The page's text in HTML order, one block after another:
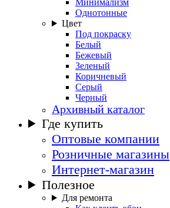
Минимализм
Однотонные
Цвет
Под покраску
Белый
Бежевый
Зеленый
Коричневый
Серый
Черный
Архивный каталог
Где купить
Оптовые компании
Розничные магазины
Интернет-магазин
Полезное
Для ремонта